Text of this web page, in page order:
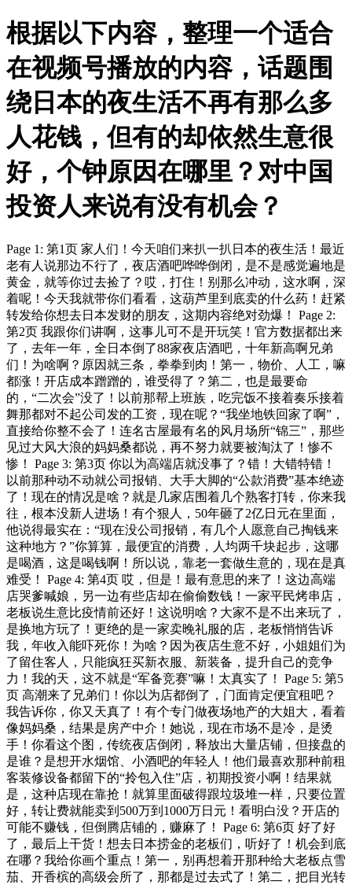
根据以下内容，整理一个适合
在视频号播放的内容，话题围
绕日本的夜生活不再有那么多
人花钱，但有的却依然生意很
好，个钟原因在哪里？对中国
投资人来说有没有机会？
Page 1: 第1页 家人们！今天咱们来扒一扒日本的夜生活！最近
老有人说那边不行了，夜店酒吧哗哗倒闭，是不是感觉遍地是
黄金，就等你过去捡了？哎，打住！别那么冲动，这水啊，深
着呢！今天我就带你们看看，这葫芦里到底卖的什么药！赶紧
转发给你想去日本发财的朋友，这期内容绝对劲爆！ Page 2:
第2页 我跟你们讲啊，这事儿可不是开玩笑！官方数据都出来
了，去年一年，全日本倒了88家夜店酒吧，十年新高啊兄弟
们！为啥啊？原因就三条，拳拳到肉！第一，物价、人工，嘛
都涨！开店成本蹭蹭的，谁受得了？第二，也是最要命
的，“二次会”没了！以前那帮上班族，吃完饭不接着奏乐接着
舞那都对不起公司发的工资，现在呢？“我坐地铁回家了啊”，
直接给你整不会了！连名古屋最有名的风月场所“锦三”，那些
见过大风大浪的妈妈桑都说，再不努力就要被淘汰了！惨不
惨！ Page 3: 第3页 你以为高端店就没事了？错！大错特错！
以前那种动不动就公司报销、大手大脚的“公款消费”基本绝迹
了！现在的情况是啥？就是几家店围着几个熟客打转，你来我
往，根本没新人进场！有个狠人，50年砸了2亿日元在里面，
他说得最实在：“现在没公司报销，有几个人愿意自己掏钱来
这种地方？”你算算，最便宜的消费，人均两千块起步，这哪
是喝酒，这是喝钱啊！所以说，靠老一套做生意的，现在是真
难受！ Page 4: 第4页 哎，但是！最有意思的来了！这边高端
店哭爹喊娘，另一边有些店却在偷偷数钱！一家平民烤串店，
老板说生意比疫情前还好！这说明啥？大家不是不出来玩了，
是换地方玩了！更绝的是一家卖晚礼服的店，老板悄悄告诉
我，年收入能吓死你！为啥？因为夜店生意不好，小姐姐们为
了留住客人，只能疯狂买新衣服、新装备，提升自己的竞争
力！我的天，这不就是“军备竞赛”嘛！太真实了！ Page 5: 第5
页 高潮来了兄弟们！你以为店都倒了，门面肯定便宜租吧？
我告诉你，你又天真了！有个专门做夜场地产的大姐大，看着
像妈妈桑，结果是房产中介！她说，现在市场不是冷，是烫
手！你看这个图，传统夜店倒闭，释放出大量店铺，但接盘的
是谁？是想开水烟馆、小酒吧的年轻人！他们最喜欢那种前租
客装修设备都留下的“拎包入住”店，初期投资小啊！结果就
是，这种店现在靠抢！就算里面破得跟垃圾堆一样，只要位置
好，转让费就能卖到500万到1000万日元！看明白没？开店的
可能不赚钱，但倒腾店铺的，赚麻了！ Page 6: 第6页 好了好
了，最后上干货！想去日本捞金的老板们，听好了！机会到底
在哪？我给你画个重点！第一，别再想着开那种给大老板点雪
茄、开香槟的高级会所了，那都是过去式了！第二，把目光转